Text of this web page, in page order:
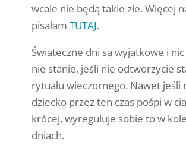
wcale nie będą takie złe. Więcej
pisałamTUTAJ.
Świąteczne dni są wyjątkowe i nic
nie stanie, jeśli nie odtworzycie
rytuału wieczornego. Nawet jeśli
dziecko przez ten czas pośpi w
krócej, wyreguluje sobie to w
dniach.